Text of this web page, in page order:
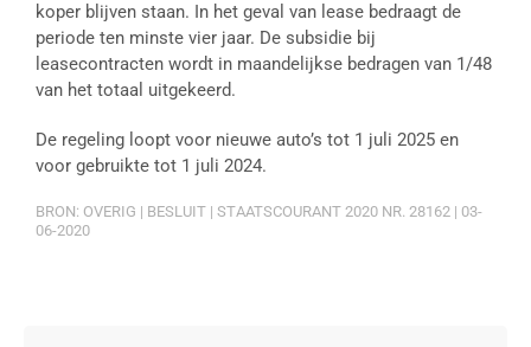
koper blijven staan. In het geval van lease bedraagt de
periode ten minste vier jaar. De subsidie bij
leasecontracten wordt in maandelijkse bedragen van 1/48
van het totaal uitgekeerd.
De regeling loopt voor nieuwe auto’s tot 1 juli 2025 en
voor gebruikte tot 1 juli 2024.
BRON: OVERIG | BESLUIT | STAATSCOURANT 2020 NR. 28162 | 03-
06-2020